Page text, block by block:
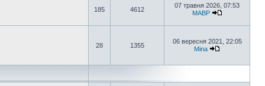
185 4612
07 травня 2026, 07:53
MABP
28 1355
06 вересня 2021, 22:05
Mina